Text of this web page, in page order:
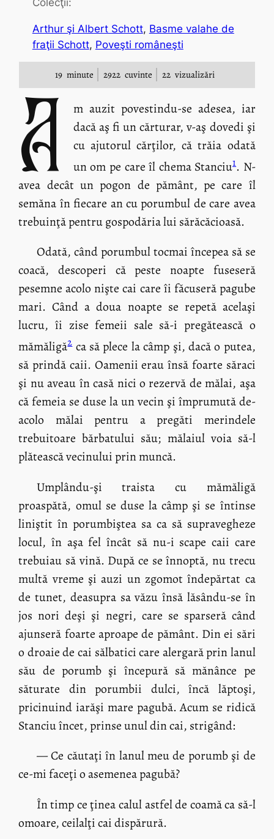
Colecţii:
Arthur şi Albert Schott, Basme valahe de
fraţii Schott, Poveşti româneşti
19 minute 2922 cuvinte 22 vizualizări
A
m auzit povestindu-se adesea, iar
dacă aş fi un cărturar, v-aş dovedi şi
cu ajutorul cărţilor, că trăia odată
un om pe care îl chema Stanciu1. N-
avea decât un pogon de pământ, pe care îl
semăna în fiecare an cu porumbul de care avea
trebuinţă pentru gospodăria lui sărăcăcioasă.
Odată, când porumbul tocmai începea să se
coacă, descoperi că peste noapte fuseseră
pesemne acolo nişte cai care îi făcuseră pagube
mari. Când a doua noapte se repetă acelaşi
lucru, îi zise femeii sale să-i pregătească o
mămăligă2ca să plece la câmp şi, dacă o putea,
să prindă caii. Oamenii erau însă foarte săraci
şi nu aveau în casă nici o rezervă de mălai, aşa
că femeia se duse la un vecin şi împrumută de-
acolo mălai pentru a pregăti merindele
trebuitoare bărbatului său; mălaiul voia să-l
plătească vecinului prin muncă.
Umplându-şi traista cu mămăligă
proaspătă, omul se duse la câmp şi se întinse
liniştit în porumbiştea sa ca să supravegheze
locul, în aşa fel încât să nu-i scape caii care
trebuiau să vină. După ce se înnoptă, nu trecu
multă vreme şi auzi un zgomot îndepărtat ca
de tunet, deasupra sa văzu însă lăsându-se în
jos nori deşi şi negri, care se sparseră când
ajunseră foarte aproape de pământ. Din ei sări
o droaie de cai sălbatici care alergară prin lanul
său de porumb şi începură să mănânce pe
săturate din porumbii dulci, încă lăptoşi,
pricinuind iarăşi mare pagubă. Acum se ridică
Stanciu încet, prinse unul din cai, strigând:
— Ce căutaţi în lanul meu de porumb şi de
ce-mi faceţi o asemenea pagubă?
În timp ce ţinea calul astfel de coamă ca să-l
omoare, ceilalţi cai dispărură.